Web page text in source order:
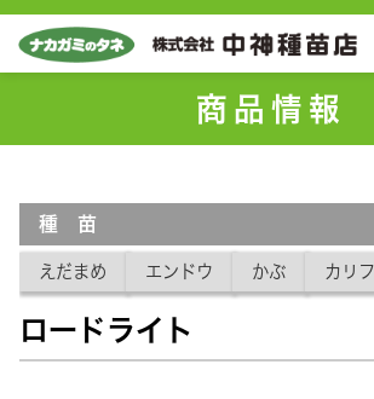
商品情報
種 苗
えだまめ エンドウ かぶ カリ
ロードライト